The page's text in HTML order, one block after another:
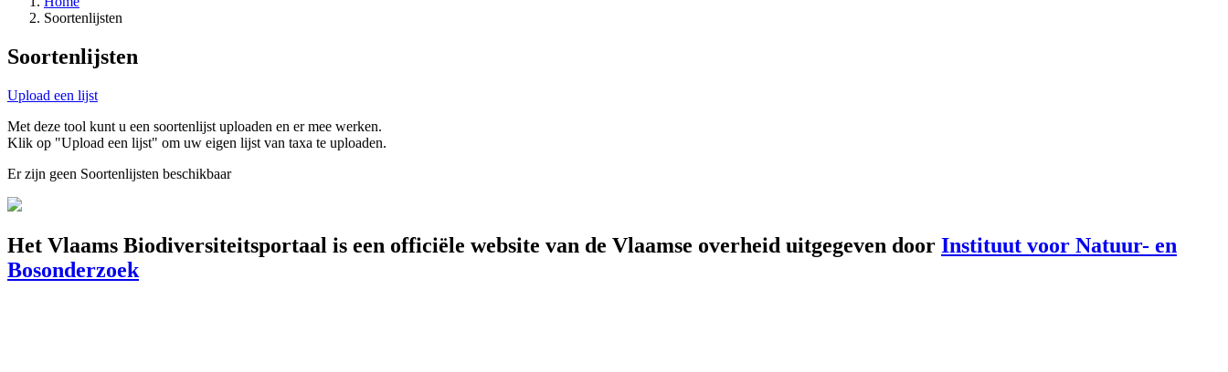
Soortenlijsten
Soortenlijsten
Upload een lijst
Met deze tool kunt u een soortenlijst uploaden en er mee werken.
Klik op "Upload een lijst" om uw eigen lijst van taxa te uploaden.
Er zijn geen Soortenlijsten beschikbaar
Het Vlaams Biodiversiteitsportaal is een officiële website van de Vlaamse overheid uitgegeven door Instituut voor Natuur- en
Bosonderzoek